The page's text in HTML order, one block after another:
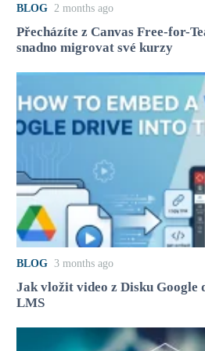
BLOG 2 months ago
Přecházíte z Canvas Free-for-
snadno migrovat své kurzy
BLOG 3 months ago
Jak vložit video z Disku Google
LMS